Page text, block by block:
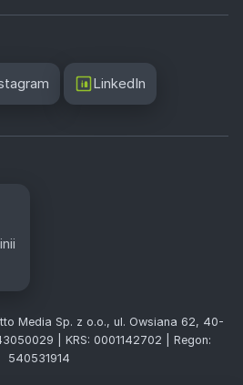
LinkedIn
Media Sp. z o.o., ul. Owsiana 62, 40-
| KRS: 0001142702 | Regon:
540531914